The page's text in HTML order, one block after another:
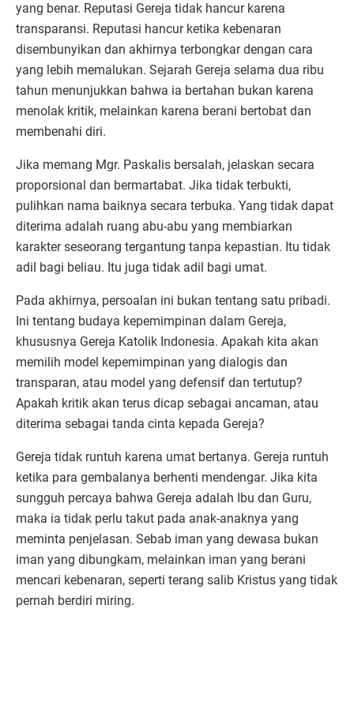
yang benar. Reputasi Gereja tidak hancur karena
transparansi. Reputasi hancur ketika kebenaran
disembunyikan dan akhirnya terbongkar dengan cara
yang lebih memalukan. Sejarah Gereja selama dua ribu
tahun menunjukkan bahwa ia bertahan bukan karena
menolak kritik, melainkan karena berani bertobat dan
membenahi diri.
Jika memang Mgr. Paskalis bersalah, jelaskan secara
proporsional dan bermartabat. Jika tidak terbukti,
pulihkan nama baiknya secara terbuka. Yang tidak dapat
diterima adalah ruang abu-abu yang membiarkan
karakter seseorang tergantung tanpa kepastian. Itu tidak
adil bagi beliau. Itu juga tidak adil bagi umat.
Pada akhirnya, persoalan ini bukan tentang satu pribadi.
Ini tentang budaya kepemimpinan dalam Gereja,
khususnya Gereja Katolik Indonesia. Apakah kita akan
memilih model kepemimpinan yang dialogis dan
transparan, atau model yang defensif dan tertutup?
Apakah kritik akan terus dicap sebagai ancaman, atau
diterima sebagai tanda cinta kepada Gereja?
Gereja tidak runtuh karena umat bertanya. Gereja runtuh
ketika para gembalanya berhenti mendengar. Jika kita
sungguh percaya bahwa Gereja adalah Ibu dan Guru,
maka ia tidak perlu takut pada anak-anaknya yang
meminta penjelasan. Sebab iman yang dewasa bukan
iman yang dibungkam, melainkan iman yang berani
mencari kebenaran, seperti terang salib Kristus yang tidak
pernah berdiri miring.